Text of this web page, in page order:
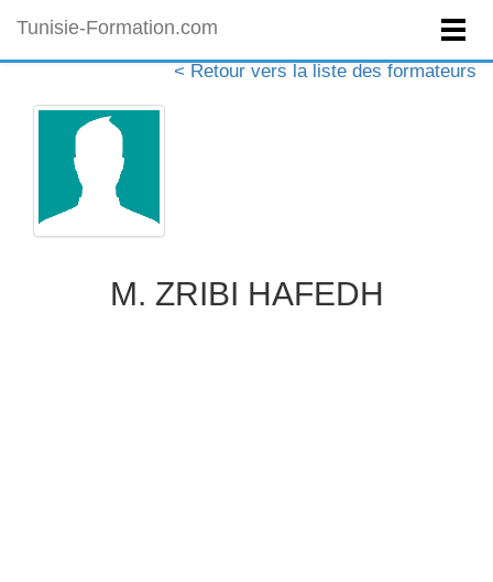
Tunisie-Formation.com
< Retour vers la liste des formateurs
M. ZRIBI HAFEDH